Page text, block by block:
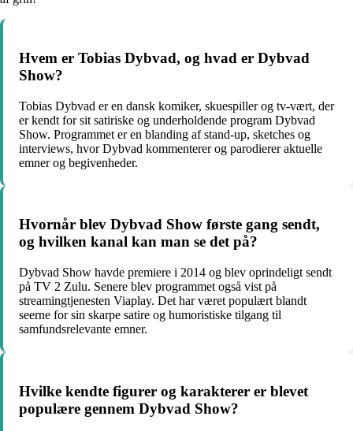
Hvem er Tobias Dybvad, og hvad er Dybvad
Show?
Tobias Dybvad er en dansk komiker, skuespiller og tv-vært, der
er kendt for sit satiriske og underholdende program Dybvad
Show. Programmet er en blanding af stand-up, sketches og
interviews, hvor Dybvad kommenterer og parodierer aktuelle
emner og begivenheder.
Hvornår blev Dybvad Show første gang sendt,
og hvilken kanal kan man se det på?
Dybvad Show havde premiere i 2014 og blev oprindeligt sendt
på TV 2 Zulu. Senere blev programmet også vist på
streamingtjenesten Viaplay. Det har været populært blandt
seerne for sin skarpe satire og humoristiske tilgang til
samfundsrelevante emner.
Hvilke kendte figurer og karakterer er blevet
populære gennem Dybvad Show?